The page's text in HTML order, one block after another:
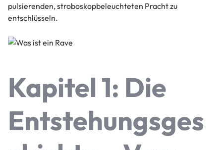
pulsierenden, stroboskopbeleuchteten Pracht zu
entschlüsseln.
Kapitel 1: Die
Entstehungsges